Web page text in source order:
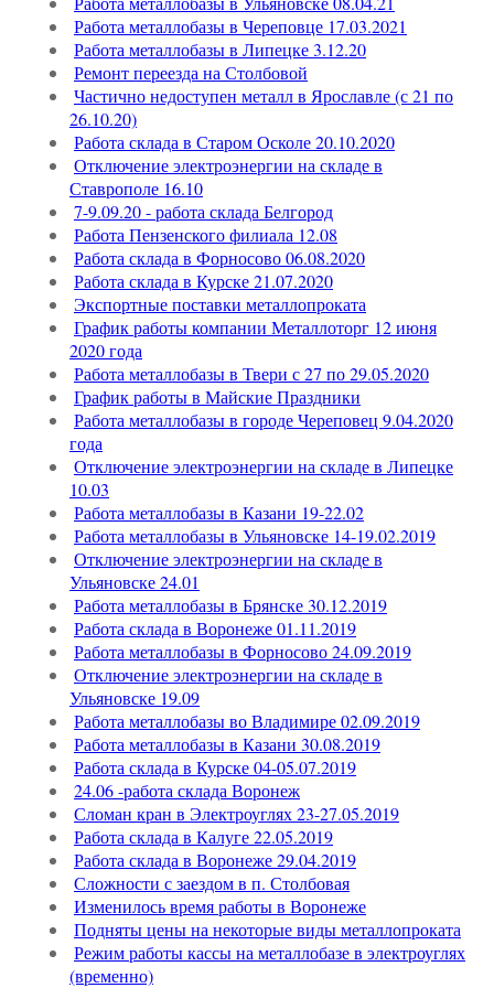
Работа металлобазы в Череповце 17.03.2021
Работа металлобазы в Липецке 3.12.20
Ремонт переезда на Столбовой
Частично недоступен металл в Ярославле (с 21 по
26.10.20)
Работа склада в Старом Осколе 20.10.2020
Отключение электроэнергии на складе в
Ставрополе 16.10
7-9.09.20 - работа склада Белгород
Работа Пензенского филиала 12.08
Работа склада в Форносово 06.08.2020
Работа склада в Курске 21.07.2020
Экспортные поставки металлопроката
График работы компании Металлоторг 12 июня
2020 года
Работа металлобазы в Твери с 27 по 29.05.2020
График работы в Майские Праздники
Работа металлобазы в городе Череповец 9.04.2020
года
Отключение электроэнергии на складе в Липецке
10.03
Работа металлобазы в Казани 19-22.02
Работа металлобазы в Ульяновске 14-19.02.2019
Отключение электроэнергии на складе в
Ульяновске 24.01
Работа металлобазы в Брянске 30.12.2019
Работа склада в Воронеже 01.11.2019
Работа металлобазы в Форносово 24.09.2019
Отключение электроэнергии на складе в
Ульяновске 19.09
Работа металлобазы во Владимире 02.09.2019
Работа металлобазы в Казани 30.08.2019
Работа склада в Курске 04-05.07.2019
24.06 -работа склада Воронеж
Сломан кран в Электроуглях 23-27.05.2019
Работа склада в Калуге 22.05.2019
Работа склада в Воронеже 29.04.2019
Сложности с заездом в п. Столбовая
Изменилось время работы в Воронеже
Подняты цены на некоторые виды металлопроката
Режим работы кассы на металлобазе в электроуглях
(временно)